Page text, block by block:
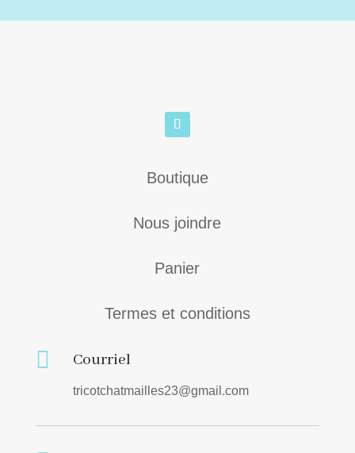
Boutique
Nous joindre
Panier
Termes et conditions
 Courriel
tricotchatmailles23@gmail.com